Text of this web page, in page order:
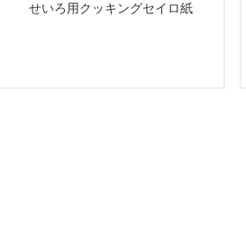
せいろ用クッキングセイロ紙